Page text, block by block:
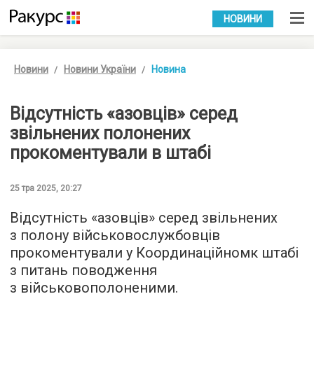
УКР РУС
НОВИНИ
Новини Новини України Новина
Відсутність «азовців» серед
звільнених полонених
прокоментували в штабі
25 тра 2025, 20:27
Відсутність «азовців» серед звільнених
з полону військовослужбовців
прокоментували у Координаційномк штабі
з питань поводження
з військовополоненими.